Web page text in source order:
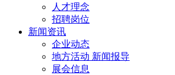
人才理念
招聘岗位
新闻资讯
企业动态
地方活动 新闻报导
展会信息